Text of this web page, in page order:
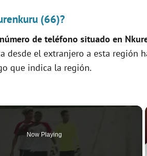
(66)?
número de teléfono situado en
desde el extranjero a esta región
que indica la región.
Now Playing